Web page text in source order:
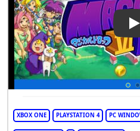
XBOX ONE PLAYSTATION 4 PC